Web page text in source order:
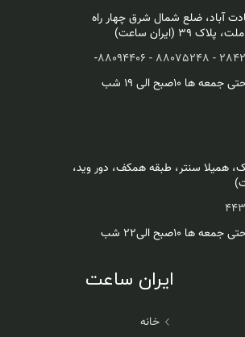
سعادت آباد، ضلع شمال شرق چهار راه
(ایران ساعت)
-
۱۰صبح الی ۱۹ شب
پونک، همیلا سنتر، طبقه همکف، دور وید،
۱۰صبح الی۲۲ شب
ایران ساعت
خانه